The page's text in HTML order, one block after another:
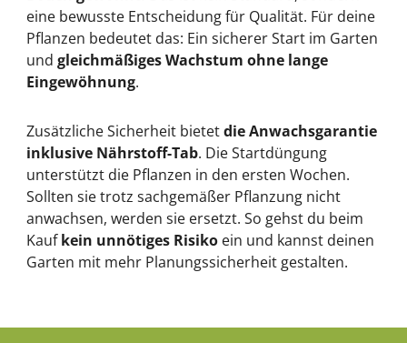
eine bewusste Entscheidung für Qualität. Für deine
Pflanzen bedeutet das: Ein sicherer Start im Garten
und gleichmäßiges Wachstum ohne lange
Eingewöhnung.
Zusätzliche Sicherheit bietetdie Anwachsgarantie
inklusive Nährstoff-Tab. Die Startdüngung
unterstützt die Pflanzen in den ersten Wochen.
Sollten sie trotz sachgemäßer Pflanzung nicht
anwachsen, werden sie ersetzt. So gehst du beim
Kaufkein unnötiges Risiko ein und kannst deinen
Garten mit mehr Planungssicherheit gestalten.